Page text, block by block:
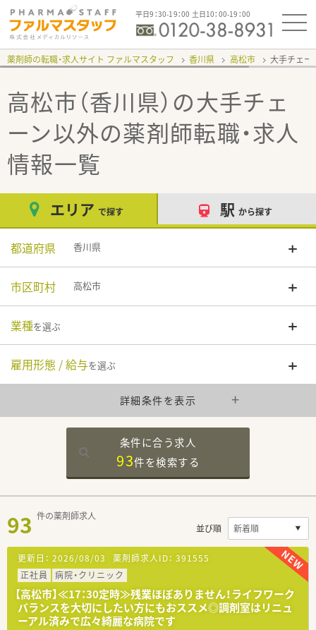
平日9：30-19：00 土日10：00-19：00
薬剤師の転職・求人サイト ファルマスタッフ 香川県 高松市 大手チェー
高松市（香川県）の大手チェ
ーン以外の薬剤師転職・求人
情報一覧
エリア で探す 駅 から探す
都道府県 香川県
市区町村 高松市
業種を選ぶ
雇用形態 / 給与を選ぶ
詳細条件を表示
条件に合う求人
93件を検索する
93 件の薬剤師求人
並び順
更新日： 2026/08/03 薬剤師求人ID： 391555
正社員
病院・クリニック
【高松市】≪17：30定時≫残業ほぼありません！ライフワーク
バランスを大切にしたい方にもおススメ◎調剤室はリニュ
ーアル済みで広々綺麗な病院です